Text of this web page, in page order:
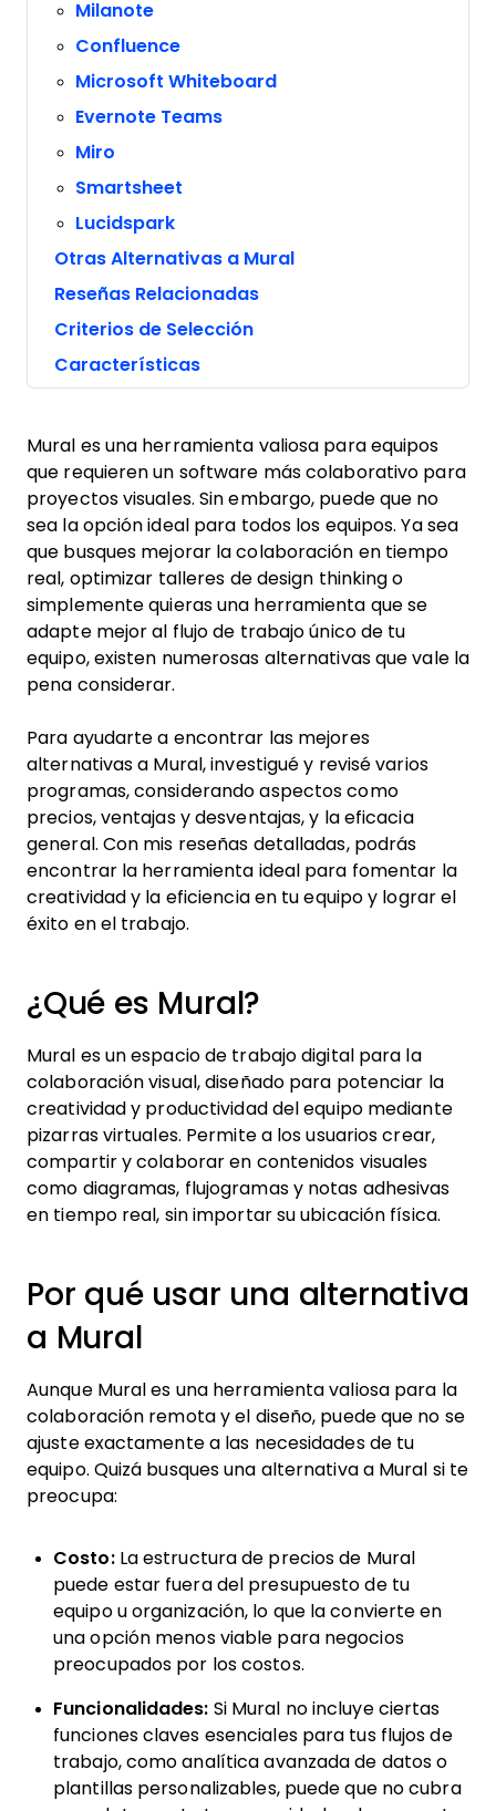
Milanote
Confluence
Microsoft Whiteboard
Evernote Teams
Miro
Smartsheet
Lucidspark
Otras Alternativas a Mural
Reseñas Relacionadas
Criterios de Selección
Características
Mural es una herramienta valiosa para equipos
que requieren un software más colaborativo para
proyectos visuales. Sin embargo, puede que no
sea la opción ideal para todos los equipos. Ya sea
que busques mejorar la colaboración en tiempo
real, optimizar talleres de design thinking o
simplemente quieras una herramienta que se
adapte mejor al flujo de trabajo único de tu
equipo, existen numerosas alternativas que vale la
pena considerar.
Para ayudarte a encontrar las mejores
alternativas a Mural, investigué y revisé varios
programas, considerando aspectos como
precios, ventajas y desventajas, y la eficacia
general. Con mis reseñas detalladas, podrás
encontrar la herramienta ideal para fomentar la
creatividad y la eficiencia en tu equipo y lograr el
éxito en el trabajo.
¿Qué es Mural?
Mural es un espacio de trabajo digital para la
colaboración visual, diseñado para potenciar la
creatividad y productividad del equipo mediante
pizarras virtuales. Permite a los usuarios crear,
compartir y colaborar en contenidos visuales
como diagramas, flujogramas y notas adhesivas
en tiempo real, sin importar su ubicación física.
Por qué usar una alternativa
a Mural
Aunque Mural es una herramienta valiosa para la
colaboración remota y el diseño, puede que no se
ajuste exactamente a las necesidades de tu
equipo. Quizá busques una alternativa a Mural si te
preocupa:
Costo: La estructura de precios de Mural
puede estar fuera del presupuesto de tu
equipo u organización, lo que la convierte en
una opción menos viable para negocios
preocupados por los costos.
Funcionalidades: Si Mural no incluye ciertas
funciones claves esenciales para tus flujos de
trabajo, como analítica avanzada de datos o
plantillas personalizables, puede que no cubra